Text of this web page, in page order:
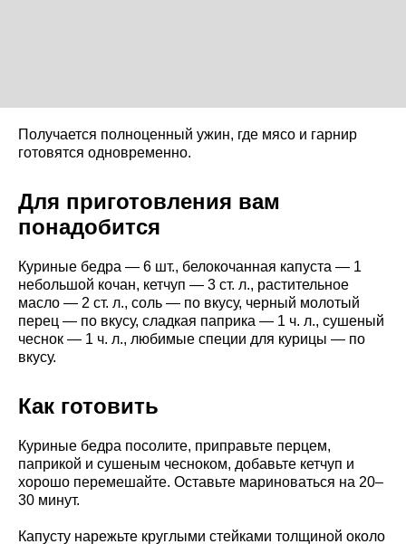
Получается полноценный ужин, где мясо и гарнир
готовятся одновременно.
Для приготовления вам
понадобится
Куриные бедра — 6 шт., белокочанная капуста — 1
небольшой кочан, кетчуп — 3 ст. л., растительное
масло — 2 ст. л., соль — по вкусу, черный молотый
перец — по вкусу, сладкая паприка — 1 ч. л., сушеный
чеснок — 1 ч. л., любимые специи для курицы — по
вкусу.
Как готовить
Куриные бедра посолите, приправьте перцем,
паприкой и сушеным чесноком, добавьте кетчуп и
хорошо перемешайте. Оставьте мариноваться на 20–
30 минут.
Капусту нарежьте круглыми стейками толщиной около